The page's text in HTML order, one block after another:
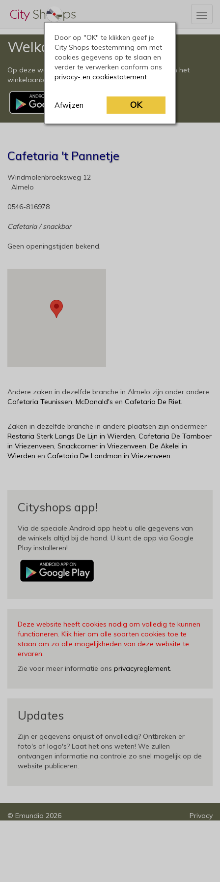
Welkom
Op deze website vindt u een compleet overzicht van het
winkelaanbod in Almelo en omgeving.
Cafetaria 't Pannetje
Windmolenbroeksweg 12
Almelo
0546-816978
Cafetaria / snackbar
Geen openingstijden bekend.
Andere zaken in dezelfde branche in Almelo zijn onder andere
Cafetaria Teunissen, McDonald's en Cafetaria De Riet.
Zaken in dezelfde branche in andere plaatsen zijn ondermeer
Restaria Sterk Langs De Lijn in Wierden, Cafetaria De Tamboer
in Vriezenveen, Snackcorner in Vriezenveen, De Akelei in
Wierden en Cafetaria De Landman in Vriezenveen.
Cityshops app!
Via de speciale Android app hebt u alle gegevens van
de winkels altijd bij de hand. U kunt de app via Google
Play installeren!
Deze website heeft cookies nodig om volledig te kunnen
functioneren. Klik hier om alle soorten cookies toe te
staan om zo alle mogelijkheden van deze website te
ervaren
Zie voor meer informatie ons privacyreglement
Updates
Zijn er gegevens onjuist of onvolledig? Ontbreken er
foto's of logo's? Laat het ons weten! We zullen
ontvangen informatie na controle zo snel mogelijk op de
website publiceren.
© Emundio 2026 Privacy
Door op "OK" te klikken geef je
City Shops toestemming om met
cookies gegevens op te slaan en
verder te verwerken conform ons
privacy- en cookiestatement.
Afwijzen OK